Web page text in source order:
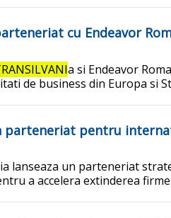
cu Endeavor
a si Endeavor
de business din Europa si
parteneriat pentru
lanseaza un parteneriat
a accelera extinderea